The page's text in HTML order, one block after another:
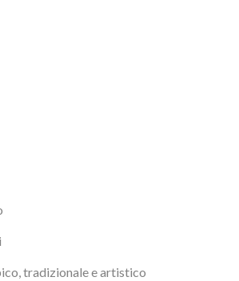
tradizionale e artistico